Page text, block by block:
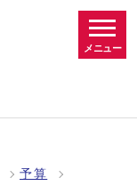
メニュー
予算